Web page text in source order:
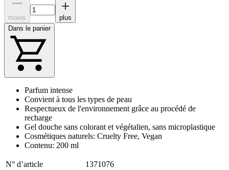
moins
plus
Dans le panier
Parfum intense
Convient à tous les types de peau
Respectueux de l'environnement grâce au procédé de
recharge
Gel douche sans colorant et végétalien, sans microplastique
Cosmétiques naturels: Cruelty Free, Vegan
Contenu: 200 ml
N° d’article
1371076